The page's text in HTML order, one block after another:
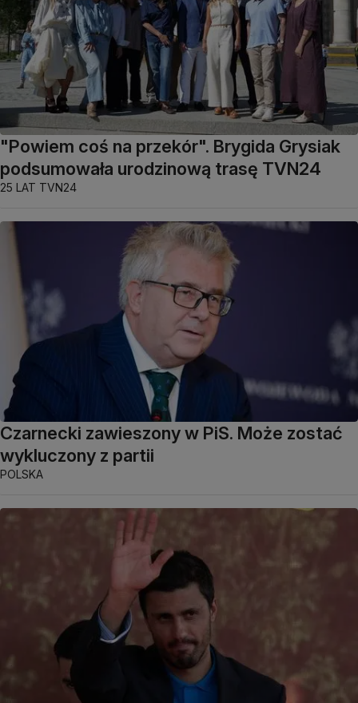
"Powiem coś na przekór". Brygida Grysiak
podsumowała urodzinową trasę TVN24
25 LAT TVN24
Czarnecki zawieszony w PiS. Może zostać
wykluczony z partii
POLSKA